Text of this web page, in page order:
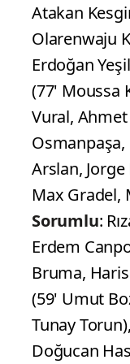
Atakan
Olarenwaju
Erdoğan
(77' Moussa
Vural,
Arslan,
Max Gradel,
Sorumlu:
Erdem
Bruma,
(59' Umut
Tunay
Doğucan